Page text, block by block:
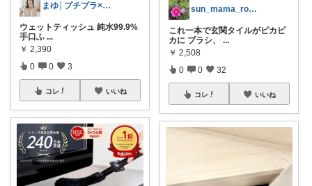
まゆ│プチプラ×ご褒美スイーツ
ウェットティッシュ 純水99.9%
手口ふ ...
￥ 2,390
0 0 3
コレ いいね
sun_mama_room
これ一本で玄関タイルがピカピ
カに ブラシ、
...
￥ 2,508
0 0 32
コレ いいね